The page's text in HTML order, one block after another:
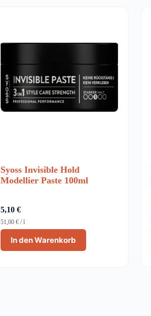
Syoss Invisible Hold
Modellier Paste 100ml
5,10 €
In den Warenkorb
51,00 €/l